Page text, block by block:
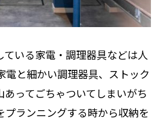
いる家電・調理器具などは人
電と細かい調理器具、ストック
あってごちゃついてしまいがち
プランニングする時から収納を